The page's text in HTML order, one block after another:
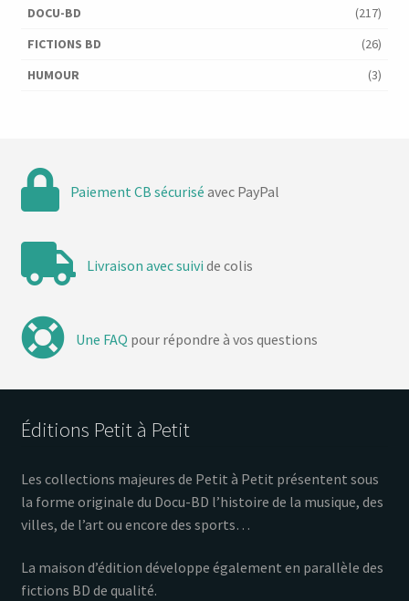
DOCU-BD
(217)
FICTIONS BD
(26)
HUMOUR
(3)
Paiement CB sécurisé avec PayPal
Livraison avec suivi de colis
Une FAQ pour répondre à vos questions
Éditions Petit à Petit
Les collections majeures de Petit à Petit présentent sous
la forme originale du Docu-BD l’histoire de la musique, des
villes, de l’art ou encore des sports…
La maison d’édition développe également en parallèle des
fictions BD de qualité.